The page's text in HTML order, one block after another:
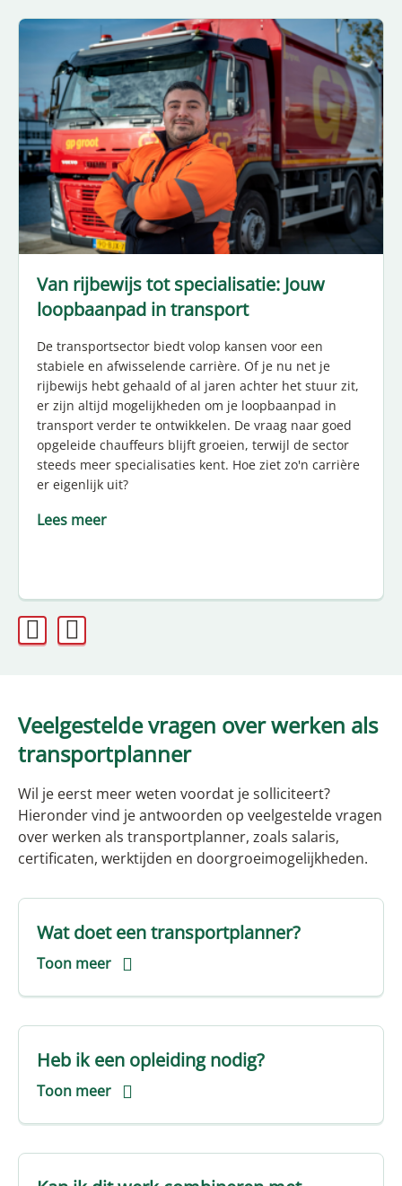
Van rijbewijs tot specialisatie: Jouw
loopbaanpad in transport
De transportsector biedt volop kansen voor een
stabiele en afwisselende carrière. Of je nu net je
rijbewijs hebt gehaald of al jaren achter het stuur zit,
er zijn altijd mogelijkheden om je loopbaanpad in
transport verder te ontwikkelen. De vraag naar goed
opgeleide chauffeurs blijft groeien, terwijl de sector
steeds meer specialisaties kent. Hoe ziet zo'n carrière
er eigenlijk uit?
Lees meer
Veelgestelde vragen over werken als
transportplanner
Wil je eerst meer weten voordat je solliciteert?
Hieronder vind je antwoorden op veelgestelde vragen
over werken als transportplanner, zoals salaris,
certificaten, werktijden en doorgroeimogelijkheden.
Wat doet een transportplanner?
Toon meer
Heb ik een opleiding nodig?
Toon meer